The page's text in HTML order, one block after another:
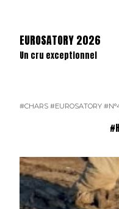
EUROSATORY 2026
Un cru exceptionnel
#CHARS #EUROSATORY